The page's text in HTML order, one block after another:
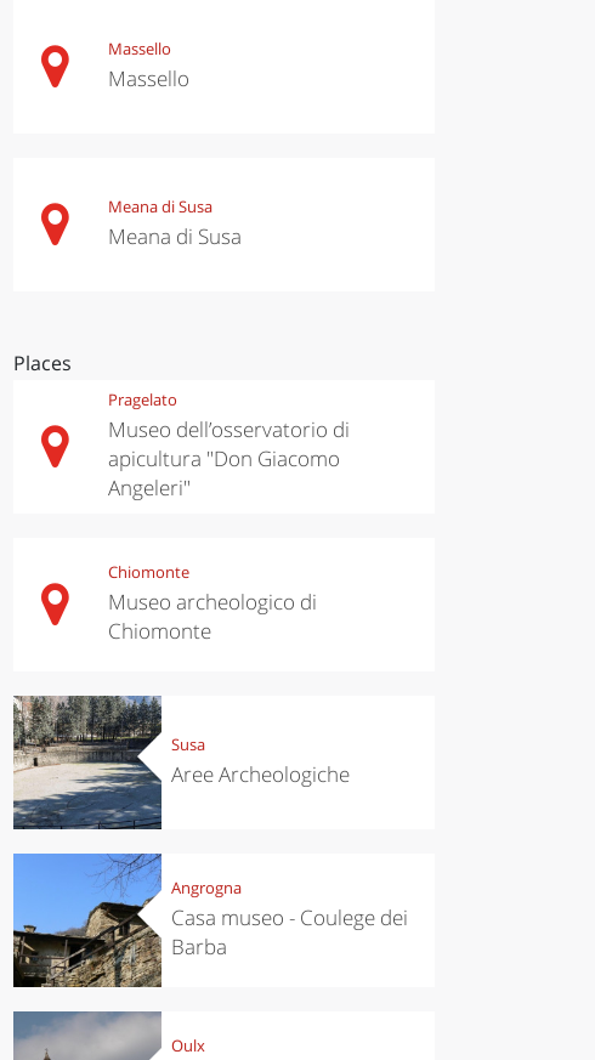
Massello
Massello
Meana di Susa
Meana di Susa
Places
Pragelato
Museo dell’osservatorio di
apicultura "Don Giacomo
Angeleri"
Chiomonte
Museo archeologico di
Chiomonte
Susa
Aree Archeologiche
Angrogna
Casa museo - Coulege dei
Barba
Oulx